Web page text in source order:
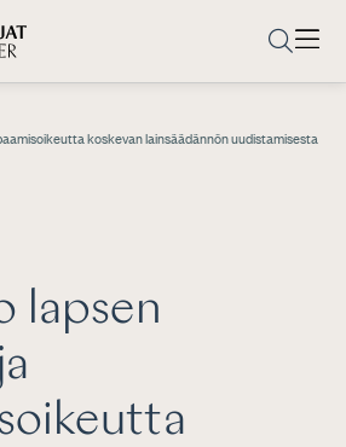
koskevan lainsäädännön uudistamisesta
lapsen